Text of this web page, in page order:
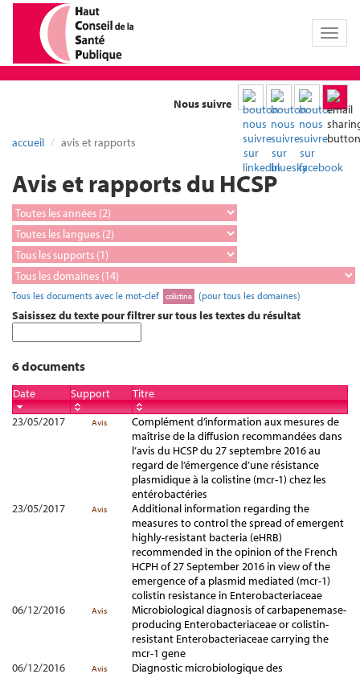
Toggle
Nous suivre
accueil avis et rapports
Avis et rapports du HCSP
Tous les documents avec le mot-clef colistine (pour tous les domaines)
Saisissez du texte pour filtrer sur tous les textes du résultat
6 documents
Date Support
Titre
23/05/2017
Avis
Complément d’information aux mesures de
maîtrise de la diffusion recommandées dans
l’avis du HCSP du 27 septembre 2016 au
regard de l’émergence d’une résistance
plasmidique à la colistine (mcr-1) chez les
entérobactéries
23/05/2017
Avis
Additional information regarding the
measures to control the spread of emergent
highly-resistant bacteria (eHRB)
recommended in the opinion of the French
HCPH of 27 September 2016 in view of the
emergence of a plasmid mediated (mcr-1)
colistin resistance in Enterobacteriaceae
06/12/2016
Avis
Microbiological diagnosis of carbapenemase-
producing Enterobacteriaceae or colistin-
resistant Enterobacteriaceae carrying the
mcr-1 gene
06/12/2016
Avis
Diagnostic microbiologique des